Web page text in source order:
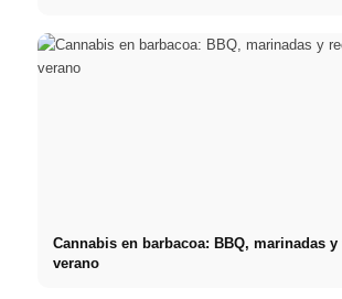
Cannabis en barbacoa: BBQ, marinadas y
verano